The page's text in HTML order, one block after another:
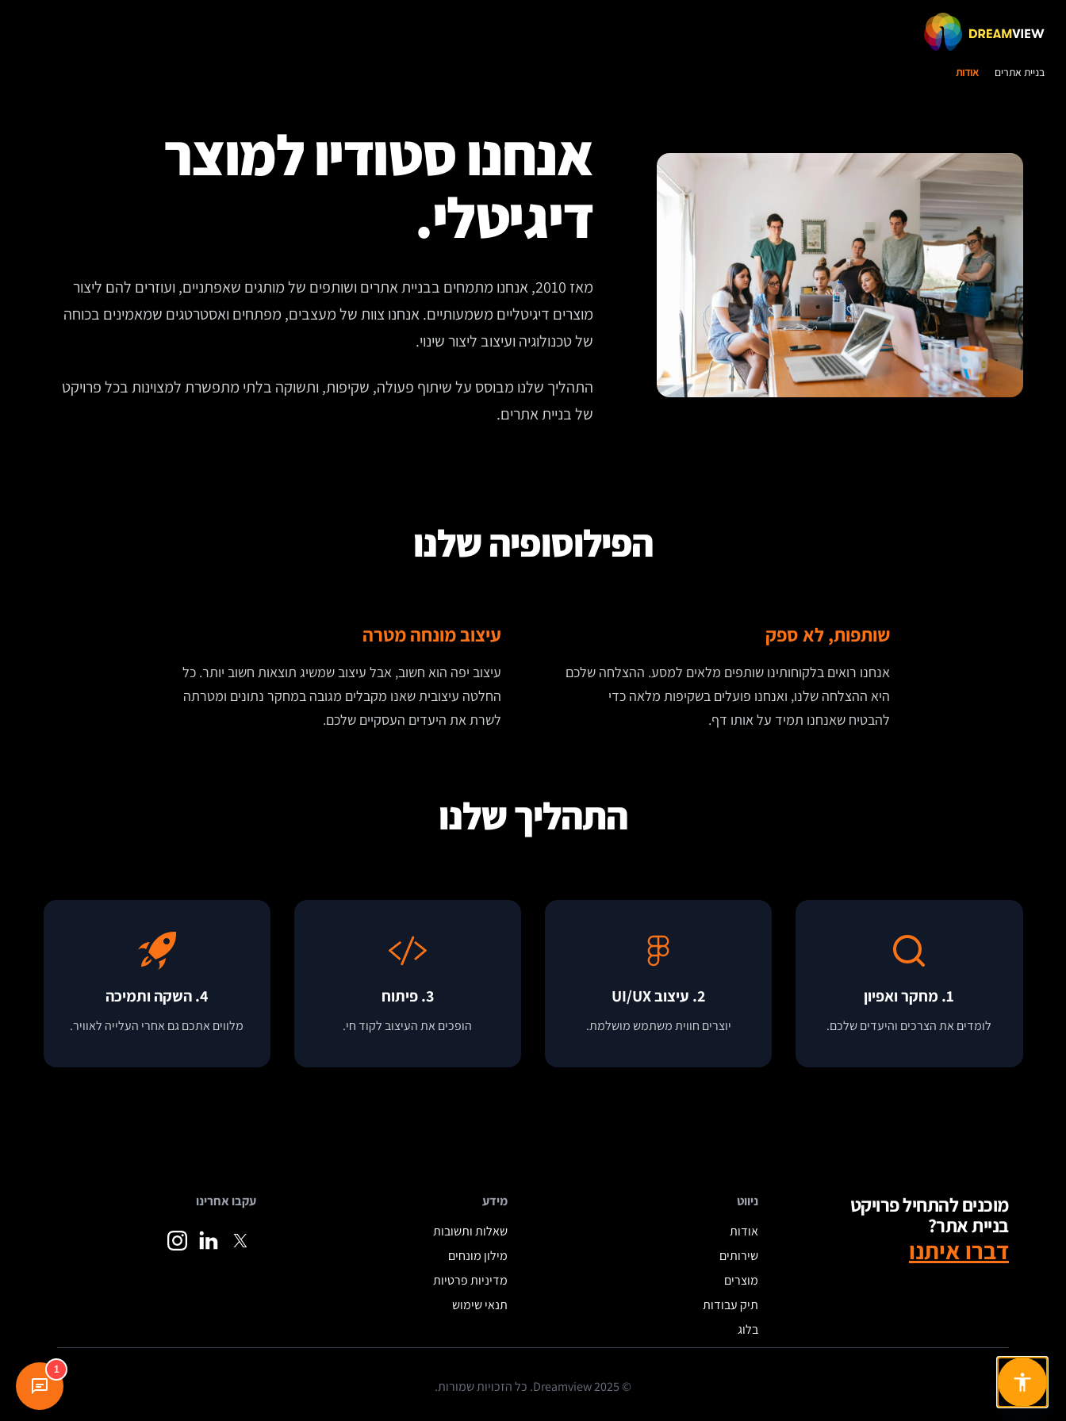
בניית אתרים אודות
אנחנו סטודיו למוצר
דיגיטלי.
מאז 2010, אנחנו מתמחים בבניית אתרים ושותפים של מותגים שאפתניים, ועוזרים להם ליצור
מוצרים דיגיטליים משמעותיים. אנחנו צוות של מעצבים, מפתחים ואסטרטגים שמאמינים בכוחה
של טכנולוגיה ועיצוב ליצור שינוי.
התהליך שלנו מבוסס על שיתוף פעולה, שקיפות, ותשוקה בלתי מתפשרת למצוינות בכל פרויקט
של בניית אתרים.
הפילוסופיה שלנו
שותפות, לא ספק
אנחנו רואים בלקוחותינו שותפים מלאים למסע. ההצלחה שלכם
היא ההצלחה שלנו, ואנחנו פועלים בשקיפות מלאה כדי
להבטיח שאנחנו תמיד על אותו דף.
עיצוב מונחה מטרה
עיצוב יפה הוא חשוב, אבל עיצוב שמשיג תוצאות חשוב יותר. כל
החלטה עיצובית שאנו מקבלים מגובה במחקר נתונים ומטרתה
לשרת את היעדים העסקיים שלכם.
התהליך שלנו
1. מחקר ואפיון
לומדים את הצרכים והיעדים שלכם.
2. עיצוב UI/UX
יוצרים חווית משתמש מושלמת.
3. פיתוח
הופכים את העיצוב לקוד חי.
4. השקה ותמיכה
מלווים אתכם גם אחרי העלייה לאוויר.
מוכנים להתחיל פרויקט
בניית אתר?
דברו איתנו
ניווט
אודות
שירותים
מוצרים
תיק עבודות
בלוג
מידע
שאלות ותשובות
מילון מונחים
מדיניות פרטיות
תנאי שימוש
עקבו אחרינו
© 2025 Dreamview. כל הזכויות שמורות.
1